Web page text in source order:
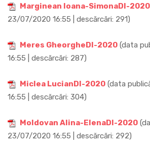
Marginean Ioana-SimonaDI-2020
23/07/2020 16:55 | descărcări: 291)
Meres GheorgheDI-2020 (data
16:55 | descărcări: 287)
Miclea LucianDI-2020 (data
16:55 | descărcări: 304)
Moldovan Alina-ElenaDI-2020
23/07/2020 16:55 | descărcări: 292)